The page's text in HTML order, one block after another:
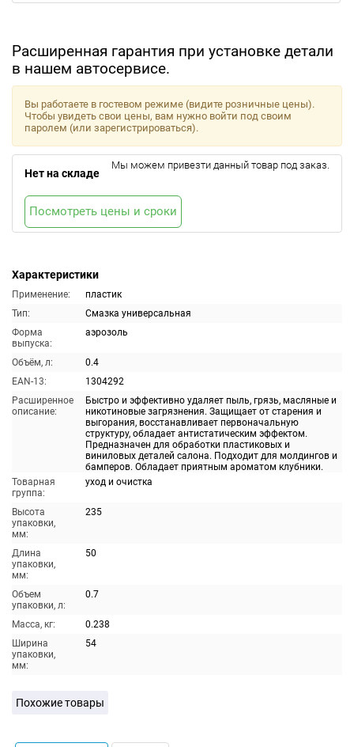
Расширенная гарантия при установке детали
в нашем автосервисе.
Характеристики
Применение:
пластик
Тип:
Смазка универсальная
Форма
выпуска:
аэрозоль
Объём, л:
0.4
EAN-13:
1304292
Расширенное
описание:
Быстро и эффективно удаляет пыль, грязь, масляные и
никотиновые загрязнения. Защищает от старения и
выгорания, восстанавливает первоначальную
структуру, обладает антистатическим эффектом.
Предназначен для обработки пластиковых и
виниловых деталей салона. Подходит для молдингов и
бамперов. Обладает приятным ароматом клубники.
Товарная
группа:
уход и очистка
Высота
упаковки,
мм:
235
Длина
упаковки,
мм:
50
Объем
упаковки, л:
0.7
Масса, кг:
0.238
Ширина
упаковки,
мм:
54
Вы работаете в гостевом режиме (видите розничные цены).
Чтобы увидеть свои цены, вам нужно войти под своим
паролем (или зарегистрироваться).
Нет на складе
Мы можем привезти данный товар под заказ.
Посмотреть цены и сроки
Похожие товары